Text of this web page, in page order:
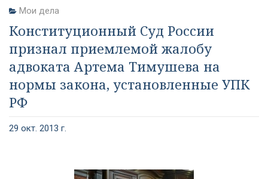
Мои дела
Конституционный Суд России
признал приемлемой жалобу
адвоката Артема Тимушева на
нормы закона, установленные УПК
РФ
29 окт. 2013 г.